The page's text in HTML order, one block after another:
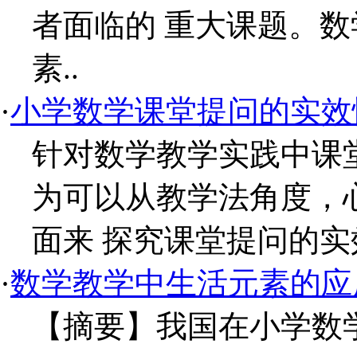
者面临的 重大课题。
素..
·小学数学课堂提问的实
针对数学教学实践中课
为可以从教学法角度
面来 探究课堂提问的
·数学教学中生活元素的
【摘要】我国在小学